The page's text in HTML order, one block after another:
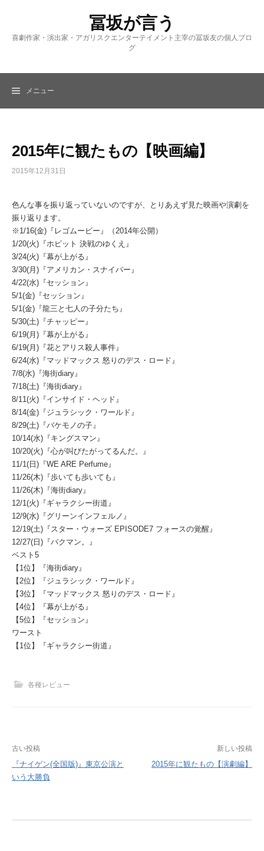
ッ
冨坂が言う
喜劇作家・演出家・アガリスクエンターテイメント主宰の冨坂友の個人ブロ
グ
メニュー
2015年に観たもの【映画編】
2015年12月31日
色んな事を振り返っていないのですが、とりあえず見た映画や演劇を
振り返ります。
※1/16(金)『レゴムービー』（2014年公開）
1/20(火)『ホビット 決戦のゆくえ』
3/24(火)『幕が上がる』
3/30(月)『アメリカン・スナイパー』
4/22(水)『セッション』
5/1(金)『セッション』
5/1(金)『龍三と七人の子分たち』
5/30(土)『チャッピー』
6/19(月)『幕が上がる』
6/19(月)『花とアリス殺人事件』
6/24(水)『マッドマックス 怒りのデス・ロード』
7/8(水)『海街diary』
7/18(土)『海街diary』
8/11(火)『インサイド・ヘッド』
8/14(金)『ジュラシック・ワールド』
8/29(土)『バケモノの子』
10/14(水)『キングスマン』
10/20(火)『心が叫びたがってるんだ。』
11/1(日)『WE ARE Perfume』
11/26(木)『歩いても歩いても』
11/26(木)『海街diary』
12/1(火)『ギャラクシー街道』
12/9(水)『グリーンインフェルノ』
12/19(土)『スター・ウォーズ EPISODE7 フォースの覚醒』
12/27(日)『バクマン。』
ベスト5
【1位】『海街diary』
【2位】『ジュラシック・ワールド』
【3位】『マッドマックス 怒りのデス・ロード』
【4位】『幕が上がる』
【5位】『セッション』
ワースト
【1位】『ギャラクシー街道』
各種レビュー
投
稿
古い投稿
『ナイゲン(全国版)』東京公演と
いう大勝負
新しい投稿
2015年に観たもの【演劇編】